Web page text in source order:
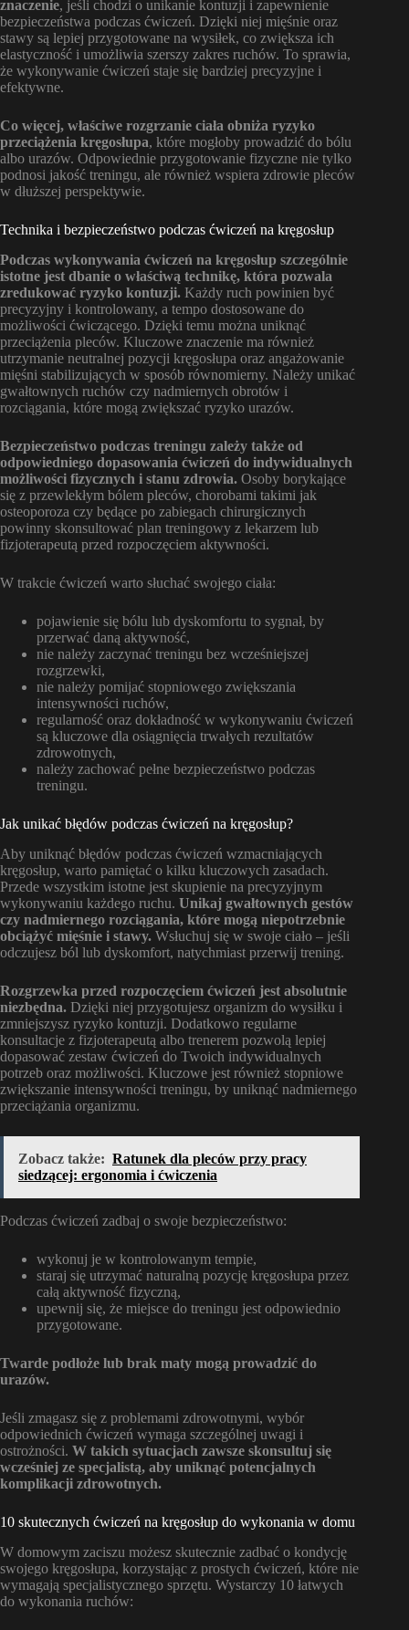
znaczenie, jeśli chodzi o unikanie kontuzji i zapewnienie
bezpieczeństwa podczas ćwiczeń. Dzięki niej mięśnie oraz
stawy są lepiej przygotowane na wysiłek, co zwiększa ich
elastyczność i umożliwia szerszy zakres ruchów. To sprawia,
że wykonywanie ćwiczeń staje się bardziej precyzyjne i
efektywne.
Co więcej, właściwe rozgrzanie ciała obniża ryzyko
przeciążenia kręgosłupa, które mogłoby prowadzić do bólu
albo urazów. Odpowiednie przygotowanie fizyczne nie tylko
podnosi jakość treningu, ale również wspiera zdrowie pleców
w dłuższej perspektywie.
Technika i bezpieczeństwo podczas ćwiczeń na kręgosłup
Podczas wykonywania ćwiczeń na kręgosłup szczególnie
istotne jest dbanie o właściwą technikę, która pozwala
zredukować ryzyko kontuzji. Każdy ruch powinien być
precyzyjny i kontrolowany, a tempo dostosowane do
możliwości ćwiczącego. Dzięki temu można uniknąć
przeciążenia pleców. Kluczowe znaczenie ma również
utrzymanie neutralnej pozycji kręgosłupa oraz angażowanie
mięśni stabilizujących w sposób równomierny. Należy unikać
gwałtownych ruchów czy nadmiernych obrotów i
rozciągania, które mogą zwiększać ryzyko urazów.
Bezpieczeństwo podczas treningu zależy także od
odpowiedniego dopasowania ćwiczeń do indywidualnych
możliwości fizycznych i stanu zdrowia. Osoby borykające
się z przewlekłym bólem pleców, chorobami takimi jak
osteoporoza czy będące po zabiegach chirurgicznych
powinny skonsultować plan treningowy z lekarzem lub
fizjoterapeutą przed rozpoczęciem aktywności.
W trakcie ćwiczeń warto słuchać swojego ciała:
pojawienie się bólu lub dyskomfortu to sygnał, by
przerwać daną aktywność,
nie należy zaczynać treningu bez wcześniejszej
rozgrzewki,
nie należy pomijać stopniowego zwiększania
intensywności ruchów,
regularność oraz dokładność w wykonywaniu ćwiczeń
są kluczowe dla osiągnięcia trwałych rezultatów
zdrowotnych,
należy zachować pełne bezpieczeństwo podczas
treningu.
Jak unikać błędów podczas ćwiczeń na kręgosłup?
Aby uniknąć błędów podczas ćwiczeń wzmacniających
kręgosłup, warto pamiętać o kilku kluczowych zasadach.
Przede wszystkim istotne jest skupienie na precyzyjnym
wykonywaniu każdego ruchu. Unikaj gwałtownych gestów
czy nadmiernego rozciągania, które mogą niepotrzebnie
obciążyć mięśnie i stawy. Wsłuchuj się w swoje ciało – jeśli
odczujesz ból lub dyskomfort, natychmiast przerwij trening.
Rozgrzewka przed rozpoczęciem ćwiczeń jest absolutnie
niezbędna. Dzięki niej przygotujesz organizm do wysiłku i
zmniejszysz ryzyko kontuzji. Dodatkowo regularne
konsultacje z fizjoterapeutą albo trenerem pozwolą lepiej
dopasować zestaw ćwiczeń do Twoich indywidualnych
potrzeb oraz możliwości. Kluczowe jest również stopniowe
zwiększanie intensywności treningu, by uniknąć nadmiernego
przeciążania organizmu.
Zobacz także: Ratunek dla pleców przy pracy
siedzącej: ergonomia i ćwiczenia
Podczas ćwiczeń zadbaj o swoje bezpieczeństwo:
wykonuj je w kontrolowanym tempie,
staraj się utrzymać naturalną pozycję kręgosłupa przez
całą aktywność fizyczną,
upewnij się, że miejsce do treningu jest odpowiednio
przygotowane.
Twarde podłoże lub brak maty mogą prowadzić do
urazów.
Jeśli zmagasz się z problemami zdrowotnymi, wybór
odpowiednich ćwiczeń wymaga szczególnej uwagi i
ostrożności. W takich sytuacjach zawsze skonsultuj się
wcześniej ze specjalistą, aby uniknąć potencjalnych
komplikacji zdrowotnych.
10 skutecznych ćwiczeń na kręgosłup do wykonania w domu
W domowym zaciszu możesz skutecznie zadbać o kondycję
swojego kręgosłupa, korzystając z prostych ćwiczeń, które nie
wymagają specjalistycznego sprzętu. Wystarczy 10 łatwych
do wykonania ruchów: